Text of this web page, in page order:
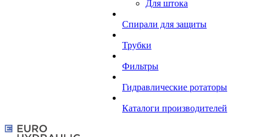
Для штока
Спирали для защиты
Трубки
Фильтры
Гидравлические ротаторы
Каталоги производителей